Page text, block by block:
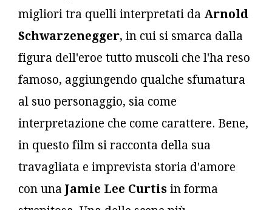
migliori tra quelli interpretati da Arnold
Schwarzenegger, in cui si smarca dalla
figura dell'eroe tutto muscoli che l'ha reso
famoso, aggiungendo qualche sfumatura
al suo personaggio, sia come
interpretazione che come carattere. Bene,
in questo film si racconta della sua
travagliata e imprevista storia d'amore
con una Jamie Lee Curtis in forma